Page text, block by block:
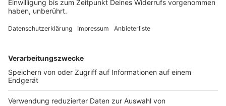
Zentrum bietet für Autohersteller*innen unter
an. Laut Niedersachsens Wirtschaftsminister spielt
Verkehrswende.Zur vollständigen Meldung.
Anzeige